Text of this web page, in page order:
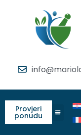
Provjeri
ponudu